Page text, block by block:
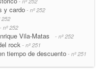
y cardo - nº 252
252
- nº 252
Vila-Matas - nº 252
rock - nº 251
tiempo de descuento - nº 251